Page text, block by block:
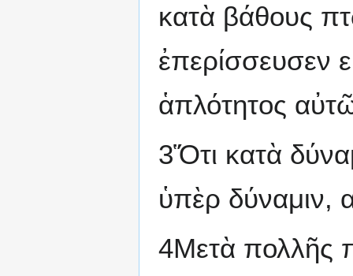
κατὰ βάθους
ἐπερίσσευσεν
ἁπλότητος
3Ὅτι κατὰ
ὑπὲρ δύναμιν,
4Μετὰ πολλῆς